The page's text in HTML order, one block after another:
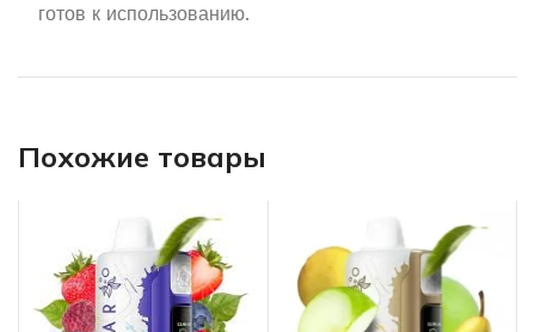
готов к использованию.
Похожие товары